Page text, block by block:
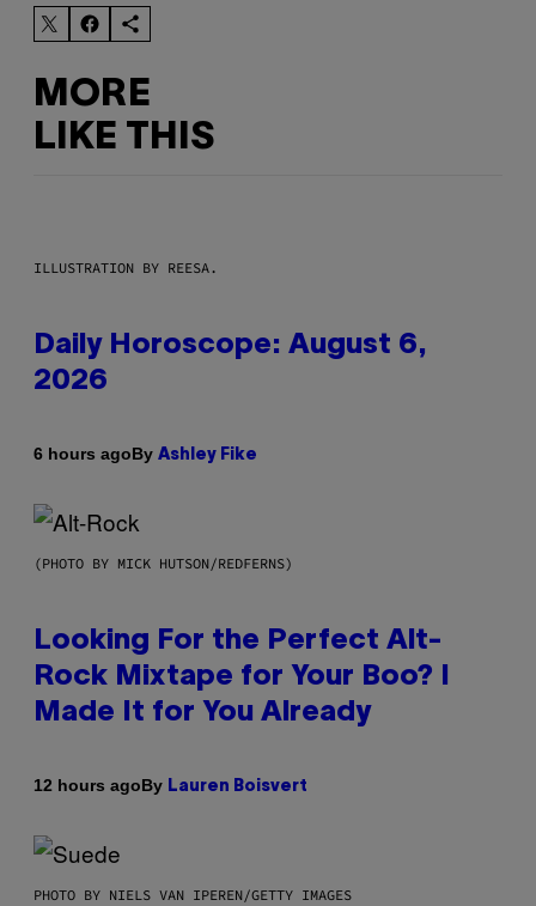
MORE
LIKE THIS
ILLUSTRATION BY REESA.
Daily Horoscope: August 6,
2026
6 hours agoBy Ashley Fike
(PHOTO BY MICK HUTSON/REDFERNS)
Looking For the Perfect Alt-
Rock Mixtape for Your Boo? I
Made It for You Already
12 hours agoBy Lauren Boisvert
PHOTO BY NIELS VAN IPEREN/GETTY IMAGES